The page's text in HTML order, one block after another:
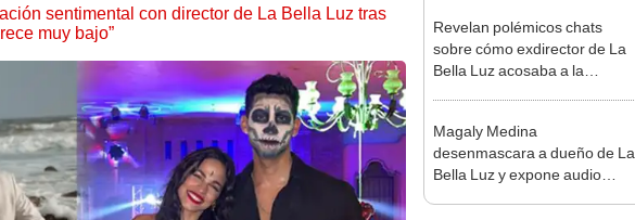
sentimental con director de La Bella Luz tras
muy bajo”
bajo”
Revelan polémicos chats
sobre cómo exdirector de La
Bella Luz acosaba a la
Magaly Medina
desenmascara a dueño de La
Bella Luz y expone audio